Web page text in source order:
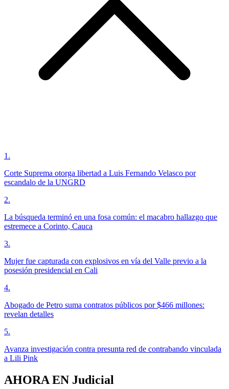
1 .
Corte Suprema otorga libertad a Luis Fernando Velasco por
escandalo de la UNGRD
2.
La búsqueda terminó en una fosa común: el macabro hallazgo que
estremece a Corinto, Cauca
3.
Mujer fue capturada con explosivos en vía del Valle previo a la
posesión presidencial en Cali
4.
Abogado de Petro suma contratos públicos por $466 millones:
revelan detalles
5.
Avanza investigación contra presunta red de contrabando vinculada
a Lili Pink
AHORA EN Judicial